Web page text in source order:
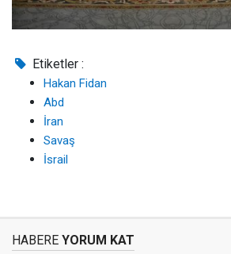
Etiketler :
Hakan Fidan
Abd
İran
Savaş
İsrail
HABERE YORUM KAT